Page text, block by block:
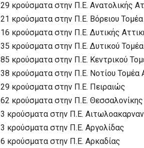
29 κρούσματα στην Π.Ε. Ανατολικής
21 κρούσματα στην Π.Ε. Βόρειου
16 κρούσματα στην Π.Ε. Δυτικής
35 κρούσματα στην Π.Ε. Δυτικού
85 κρούσματα στην Π.Ε. Κεντρικού
38 κρούσματα στην Π.Ε. Νοτίου Τομέα
29 κρούσματα στην Π.Ε. Πειραιώς
62 κρούσματα στην Π.Ε. Θεσσαλονίκης
3 κρούσματα στην Π.Ε.
3 κρούσματα στην Π.Ε. Αργολίδας
6 κρούσματα στην Π.Ε. Αρκαδίας